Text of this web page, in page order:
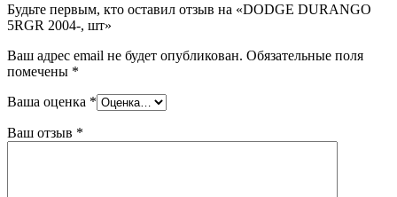
Будьте первым, кто оставил отзыв на «DODGE DURANGO
5RGR 2004-, шт»
Ваш адрес email не будет опубликован. Обязательные поля
помечены *
Ваша оценка *
Ваш отзыв *